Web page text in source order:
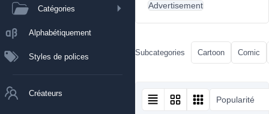
Catégories
Alphabétiquement
Styles de polices
Créateurs
Advertisement
Subcategories Cartoon Comic
Popularité